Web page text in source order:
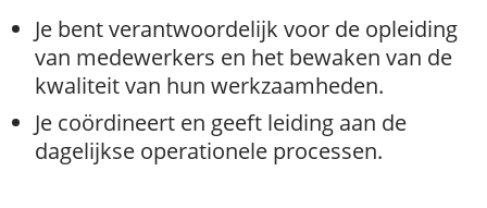
Je bent verantwoordelijk voor de opleiding
van medewerkers en het bewaken van de
kwaliteit van hun werkzaamheden.
Je coördineert en geeft leiding aan de
dagelijkse operationele processen.